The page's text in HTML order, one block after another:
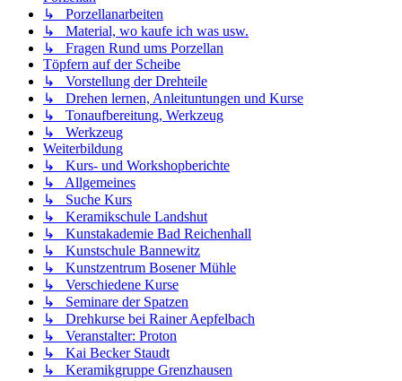
↳ Porzellanarbeiten
↳ Material, wo kaufe ich was usw.
↳ Fragen Rund ums Porzellan
Töpfern auf der Scheibe
↳ Vorstellung der Drehteile
↳ Drehen lernen, Anleituntungen und Kurse
↳ Tonaufbereitung, Werkzeug
↳ Werkzeug
Weiterbildung
↳ Kurs- und Workshopberichte
↳ Allgemeines
↳ Suche Kurs
↳ Keramikschule Landshut
↳ Kunstakademie Bad Reichenhall
↳ Kunstschule Bannewitz
↳ Kunstzentrum Bosener Mühle
↳ Verschiedene Kurse
↳ Seminare der Spatzen
↳ Drehkurse bei Rainer Aepfelbach
↳ Veranstalter: Proton
↳ Kai Becker Staudt
↳ Keramikgruppe Grenzhausen